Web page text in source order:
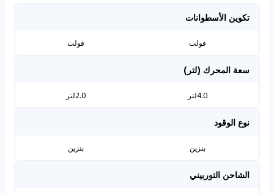
تكوين الأسطوانات
فولت فولت
سعة المحرك (لتر)
4.0لتر 2.0لتر
نوع الوقود
بنزين بنزين
الشاحن التوربيني